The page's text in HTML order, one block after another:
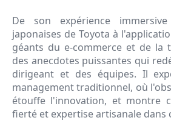
De son expérience
japonaises de Toyota à
géants du e-commerce et de la
des anecdotes puissantes qui
dirigeant et des équipes. Il
management traditionnel, où
étouffe l'innovation, et montre
fierté et expertise artisanale dans